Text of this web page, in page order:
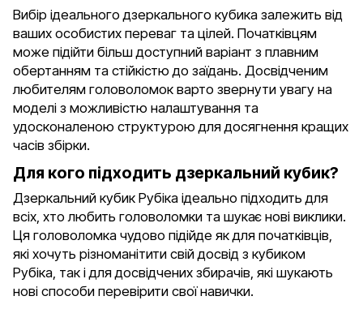
Вибір ідеального дзеркального кубика залежить від
ваших особистих переваг та цілей. Початківцям
може підійти більш доступний варіант з плавним
обертанням та стійкістю до заїдань. Досвідченим
любителям головоломок варто звернути увагу на
моделі з можливістю налаштування та
удосконаленою структурою для досягнення кращих
часів збірки.
Для кого підходить дзеркальний кубик?
Дзеркальний кубик Рубіка ідеально підходить для
всіх, хто любить головоломки та шукає нові виклики.
Ця головоломка чудово підійде як для початківців,
які хочуть різноманітити свій досвід з кубиком
Рубіка, так і для досвідчених збирачів, які шукають
нові способи перевірити свої навички.